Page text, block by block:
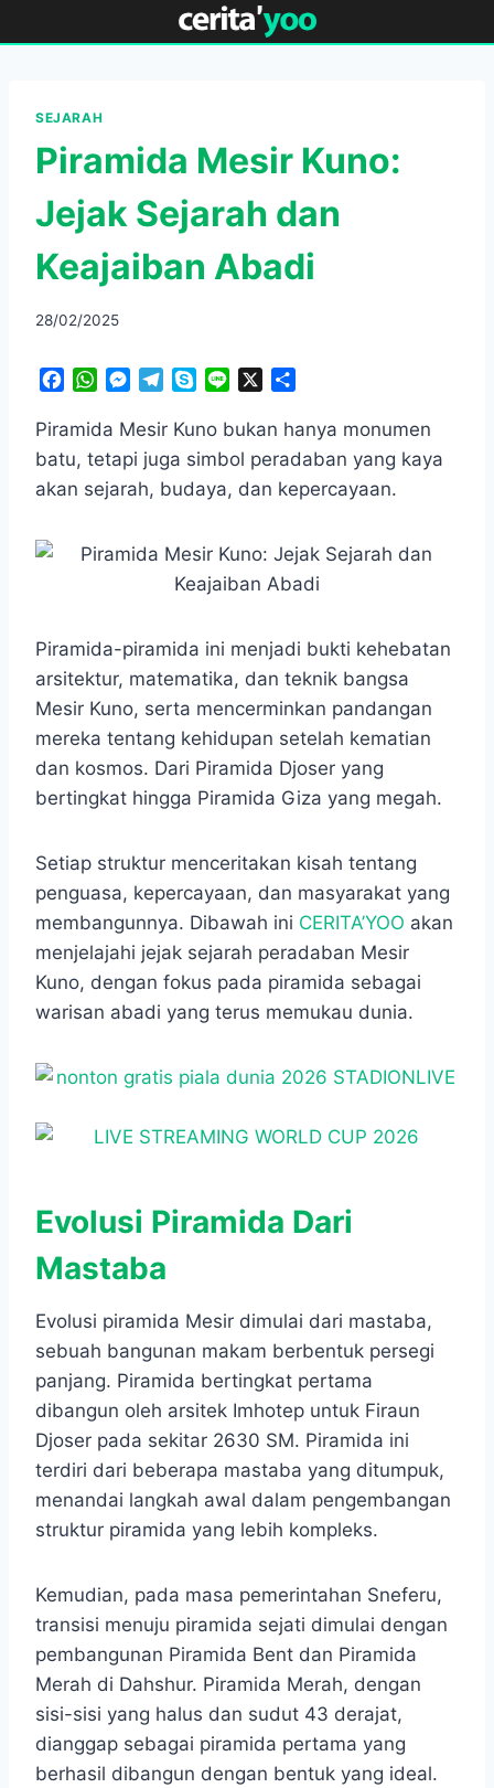
to
SEJARAH
Piramida Mesir Kuno:
Jejak Sejarah dan
Keajaiban Abadi
28/02/2025
c
e
o
W
a
t
A
p
M
s
s
e
n
e
l
e
g
r
m
y
p
n
e
a
r
Piramida Mesir Kuno bukan hanya monumen
batu, tetapi juga simbol peradaban yang kaya
akan sejarah, budaya, dan kepercayaan.
Piramida-piramida ini menjadi bukti kehebatan
arsitektur, matematika, dan teknik bangsa
Mesir Kuno, serta mencerminkan pandangan
mereka tentang kehidupan setelah kematian
dan kosmos. Dari Piramida Djoser yang
bertingkat hingga Piramida Giza yang megah.
Setiap struktur menceritakan kisah tentang
penguasa, kepercayaan, dan masyarakat yang
membangunnya. Dibawah ini CERITA’YOO akan
menjelajahi jejak sejarah peradaban Mesir
Kuno, dengan fokus pada piramida sebagai
warisan abadi yang terus memukau dunia.
Evolusi Piramida Dari
Mastaba
Evolusi piramida Mesir dimulai dari mastaba,
sebuah bangunan makam berbentuk persegi
panjang. Piramida bertingkat pertama
dibangun oleh arsitek Imhotep untuk Firaun
Djoser pada sekitar 2630 SM. Piramida ini
terdiri dari beberapa mastaba yang ditumpuk,
menandai langkah awal dalam pengembangan
struktur piramida yang lebih kompleks.
Kemudian, pada masa pemerintahan Sneferu,
transisi menuju piramida sejati dimulai dengan
pembangunan Piramida Bent dan Piramida
Merah di Dahshur. Piramida Merah, dengan
sisi-sisi yang halus dan sudut 43 derajat,
dianggap sebagai piramida pertama yang
berhasil dibangun dengan bentuk yang ideal.